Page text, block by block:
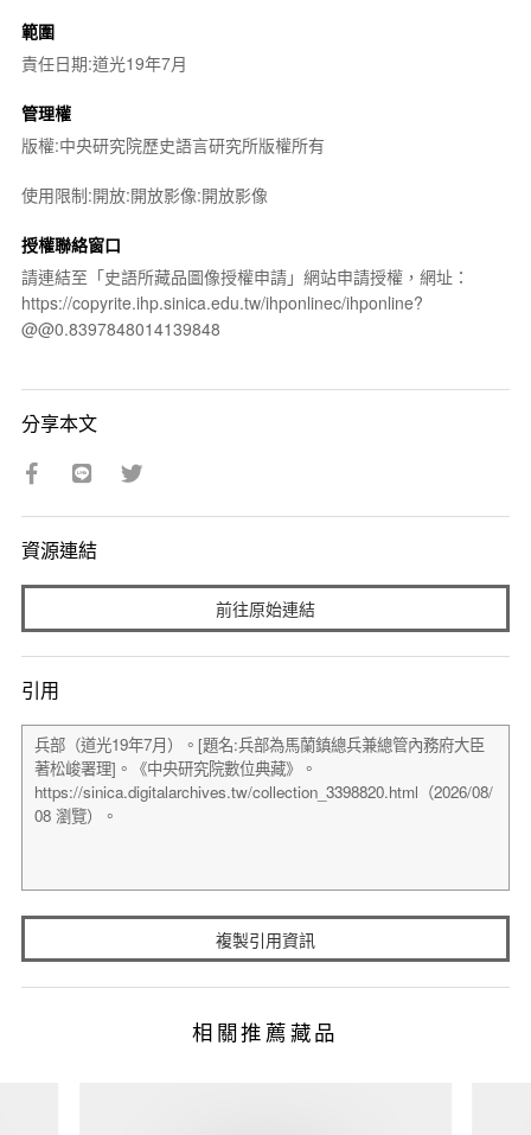
範圍
責任日期:道光19年7月
管理權
版權:中央研究院歷史語言研究所版權所有
使用限制:開放:開放影像:開放影像
授權聯絡窗口
請連結至「史語所藏品圖像授權申請」網站申請授權，網址：
https://copyrite.ihp.sinica.edu.tw/ihponlinec/ihponline?
@@0.8397848014139848
分享本文
資源連結
前往原始連結
引用
複製引用資訊
相關推薦藏品